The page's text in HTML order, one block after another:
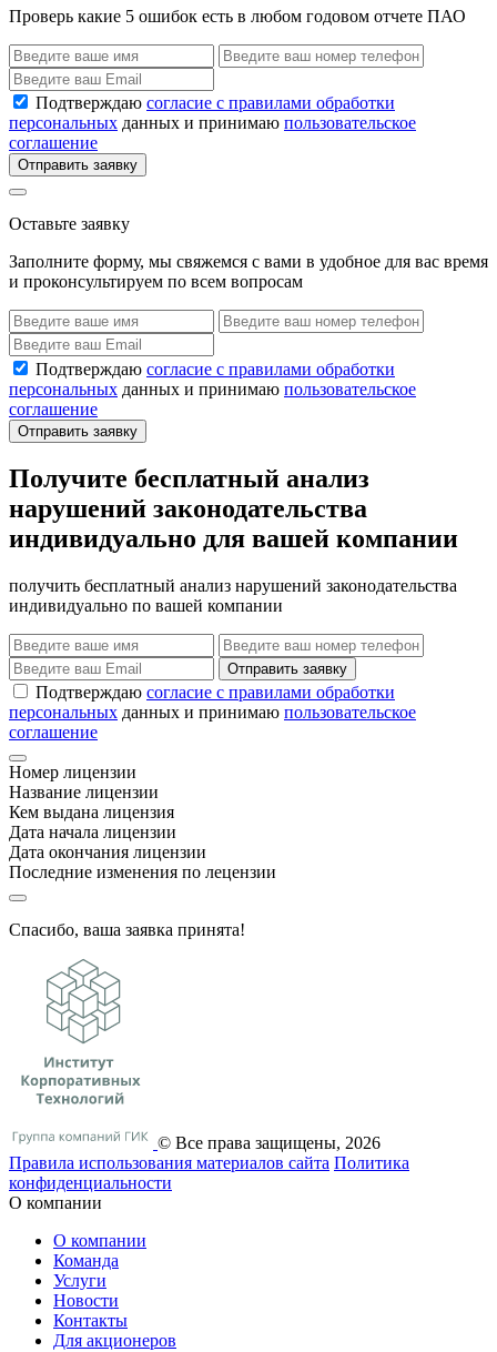
Проверь какие 5 ошибок есть в любом годовом отчете ПАО
Подтверждаю согласие с правилами обработки
персональных данных и принимаю пользовательское
соглашение
Отправить заявку
Оставьте заявку
Заполните форму, мы свяжемся с вами в удобное для вас время
и проконсультируем по всем вопросам
Подтверждаю согласие с правилами обработки
персональных данных и принимаю пользовательское
соглашение
Отправить заявку
Получите бесплатный анализ
нарушений законодательства
индивидуально для вашей компании
получить бесплатный анализ нарушений законодательства
индивидуально по вашей компании
Отправить заявку
Подтверждаю согласие с правилами обработки
персональных данных и принимаю пользовательское
соглашение
Номер лицензии
Название лицензии
Кем выдана лицензия
Дата начала лицензии
Дата окончания лицензии
Последние изменения по лецензии
Спасибо, ваша заявка принята!
© Все права защищены, 2026
Правила использования материалов сайта Политика
конфиденциальности
О компании
О компании
Команда
Услуги
Новости
Контакты
Для акционеров